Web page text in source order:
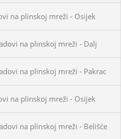
na plinskoj mreži - Osijek
na plinskoj mreži - Dalj
na plinskoj mreži - Pakrac
na plinskoj mreži - Osijek
na plinskoj mreži - Belišće